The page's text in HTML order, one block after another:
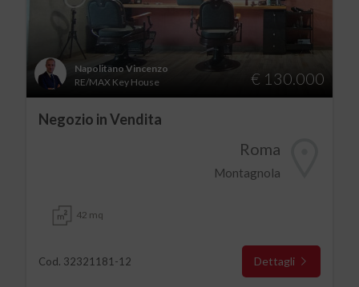
Napolitano Vincenzo
RE/MAX Key House
€ 130.000
Negozio in Vendita
Roma
Montagnola
42 mq
Cod. 32321181-12 Dettagli